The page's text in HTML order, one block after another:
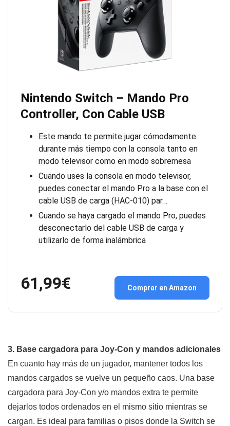
Nintendo Switch – Mando Pro
Controller, Con Cable USB
Este mando te permite jugar cómodamente
durante más tiempo con la consola tanto en
modo televisor como en modo sobremesa
Cuando uses la consola en modo televisor,
puedes conectar el mando Pro a la base con el
cable USB de carga (HAC-010) par…
Cuando se haya cargado el mando Pro, puedes
desconectarlo del cable USB de carga y
utilizarlo de forma inalámbrica
61,99€ Comprar en Amazon
3. Base cargadora para Joy-Con y mandos adicionales
En cuanto hay más de un jugador, mantener todos los
mandos cargados se vuelve un pequeño caos. Una base
cargadora para Joy-Con y/o mandos extra te permite
dejarlos todos ordenados en el mismo sitio mientras se
cargan. Es ideal para familias o pisos donde la Switch se